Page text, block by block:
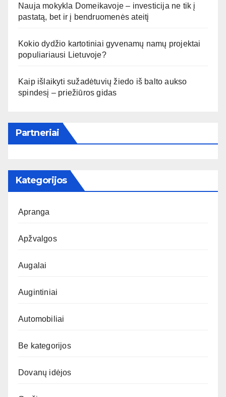
Nauja mokykla Domeikavoje – investicija ne tik į
pastatą, bet ir į bendruomenės ateitį
Kokio dydžio kartotiniai gyvenamų namų projektai
populiariausi Lietuvoje?
Kaip išlaikyti sužadėtuvių žiedo iš balto aukso
spindesį – priežiūros gidas
Partneriai
Kategorijos
Apranga
Apžvalgos
Augalai
Augintiniai
Automobiliai
Be kategorijos
Dovanų idėjos